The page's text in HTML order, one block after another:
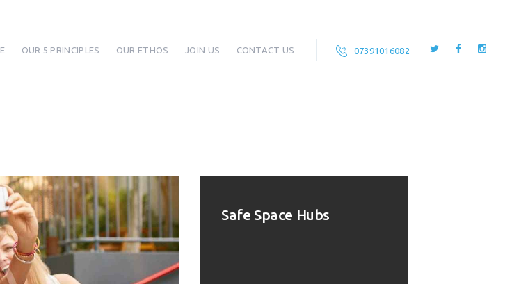
07391016082
OUR 5 PRINCIPLES OUR ETHOS JOIN US CONTACT US
Safe Space Hubs